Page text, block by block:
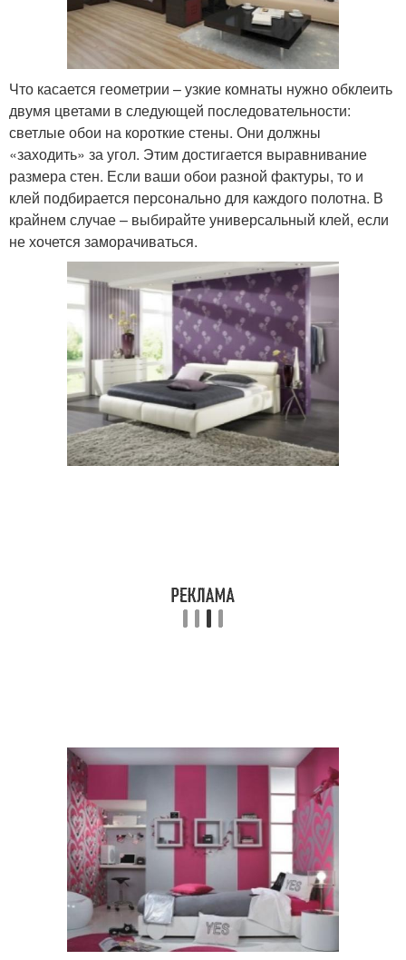
Что касается геометрии – узкие комнаты нужно обклеить
двумя цветами в следующей последовательности:
светлые обои на короткие стены. Они должны
«заходить» за угол. Этим достигается выравнивание
размера стен. Если ваши обои разной фактуры, то и
клей подбирается персонально для каждого полотна. В
крайнем случае – выбирайте универсальный клей, если
не хочется заморачиваться.